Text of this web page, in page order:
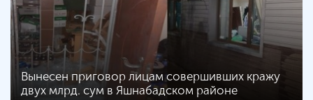
Вынесен приговор лицам совершивших кражу
двух млрд. сум в Яшнабадском районе